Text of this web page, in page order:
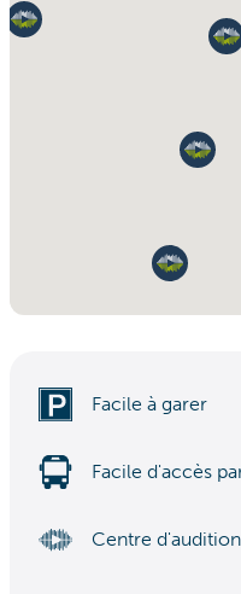
Facile à garer
Facile d'accès
Centre d'audition